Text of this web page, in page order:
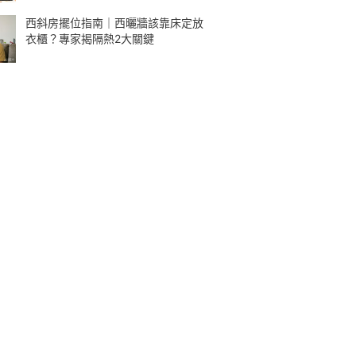
西斜房擺位指南｜西曬牆該靠床定放
衣櫃？專家揭隔熱2大關鍵